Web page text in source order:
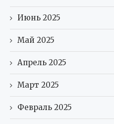
Июнь 2025
Май 2025
Апрель 2025
Март 2025
Февраль 2025